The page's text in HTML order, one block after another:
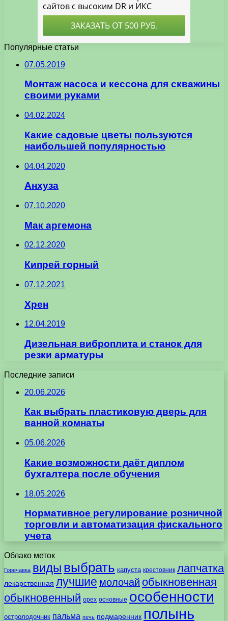
Популярные статьи
07.05.2019
Монтаж насоса и кессона для скважины
своими руками
04.02.2024
Какие садовые цветы пользуются
наибольшей популярностью
04.04.2020
Анхуза
07.10.2020
Мак аргемона
02.12.2020
Кипрей горный
07.12.2021
Хрен
12.04.2019
Дизельная виброплита и станок для
резки арматуры
Последние записи
20.06.2026
Как выбрать пластиковую дверь для
ванной комнаты
05.06.2026
Какие возможности даёт диплом
бухгалтера после обучения
18.05.2026
Нормативное регулирование розничной
торговли и автоматизация фискального
учета
Облако меток
Горечавка виды выбрать капуста крестовник лапчатка
лекарственная лучшие молочай обыкновенная
обыкновенный орех основные особенности
остролодочник пальма печь подмаренник полынь